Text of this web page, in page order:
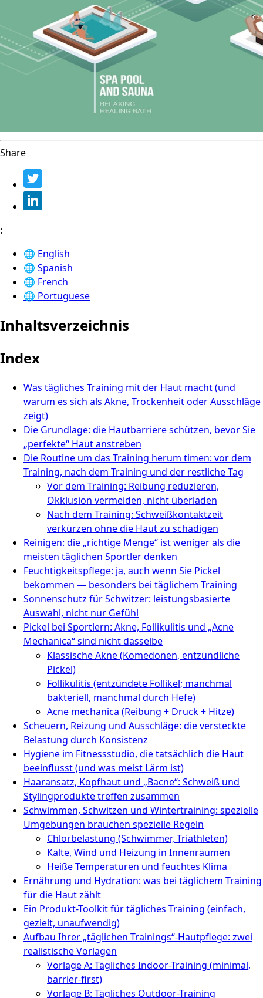
Share
:
🌐 English
🌐 Spanish
🌐 French
🌐 Portuguese
Inhaltsverzeichnis
Index
Was tägliches Training mit der Haut macht (und
warum es sich als Akne, Trockenheit oder Ausschläge
zeigt)
Die Grundlage: die Hautbarriere schützen, bevor Sie
„perfekte“ Haut anstreben
Die Routine um das Training herum timen: vor dem
Training, nach dem Training und der restliche Tag
Vor dem Training: Reibung reduzieren,
Okklusion vermeiden, nicht überladen
Nach dem Training: Schweißkontaktzeit
verkürzen ohne die Haut zu schädigen
Reinigen: die „richtige Menge“ ist weniger als die
meisten täglichen Sportler denken
Feuchtigkeitspflege: ja, auch wenn Sie Pickel
bekommen — besonders bei täglichem Training
Sonnenschutz für Schwitzer: leistungsbasierte
Auswahl, nicht nur Gefühl
Pickel bei Sportlern: Akne, Follikulitis und „Acne
Mechanica“ sind nicht dasselbe
Klassische Akne (Komedonen, entzündliche
Pickel)
Follikulitis (entzündete Follikel; manchmal
bakteriell, manchmal durch Hefe)
Acne mechanica (Reibung + Druck + Hitze)
Scheuern, Reizung und Ausschläge: die versteckte
Belastung durch Konsistenz
Hygiene im Fitnessstudio, die tatsächlich die Haut
beeinflusst (und was meist Lärm ist)
Haaransatz, Kopfhaut und „Bacne“: Schweiß und
Stylingprodukte treffen zusammen
Schwimmen, Schwitzen und Wintertraining: spezielle
Umgebungen brauchen spezielle Regeln
Chlorbelastung (Schwimmer, Triathleten)
Kälte, Wind und Heizung in Innenräumen
Heiße Temperaturen und feuchtes Klima
Ernährung und Hydration: was bei täglichem Training
für die Haut zählt
Ein Produkt-Toolkit für tägliches Training (einfach,
gezielt, unaufwendig)
Aufbau Ihrer „täglichen Trainings“-Hautpflege: zwei
realistische Vorlagen
Vorlage A: Tägliches Indoor-Training (minimal,
barrier-first)
Vorlage B: Tägliches Outdoor-Training